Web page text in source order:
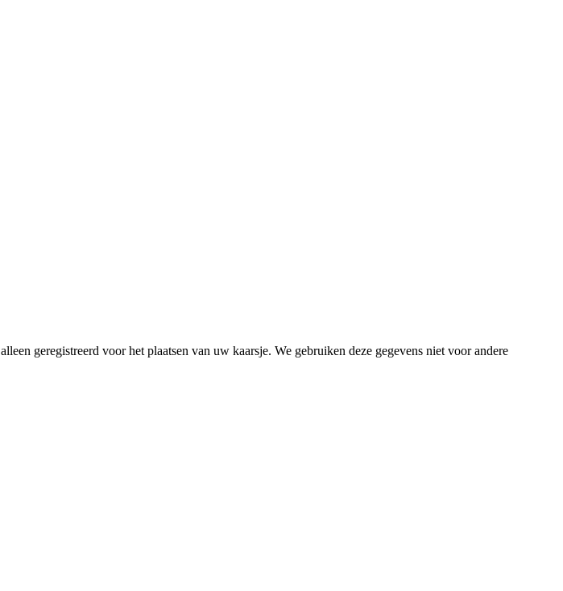
geregistreerd voor het plaatsen van uw kaarsje. We gebruiken deze gegevens niet voor andere